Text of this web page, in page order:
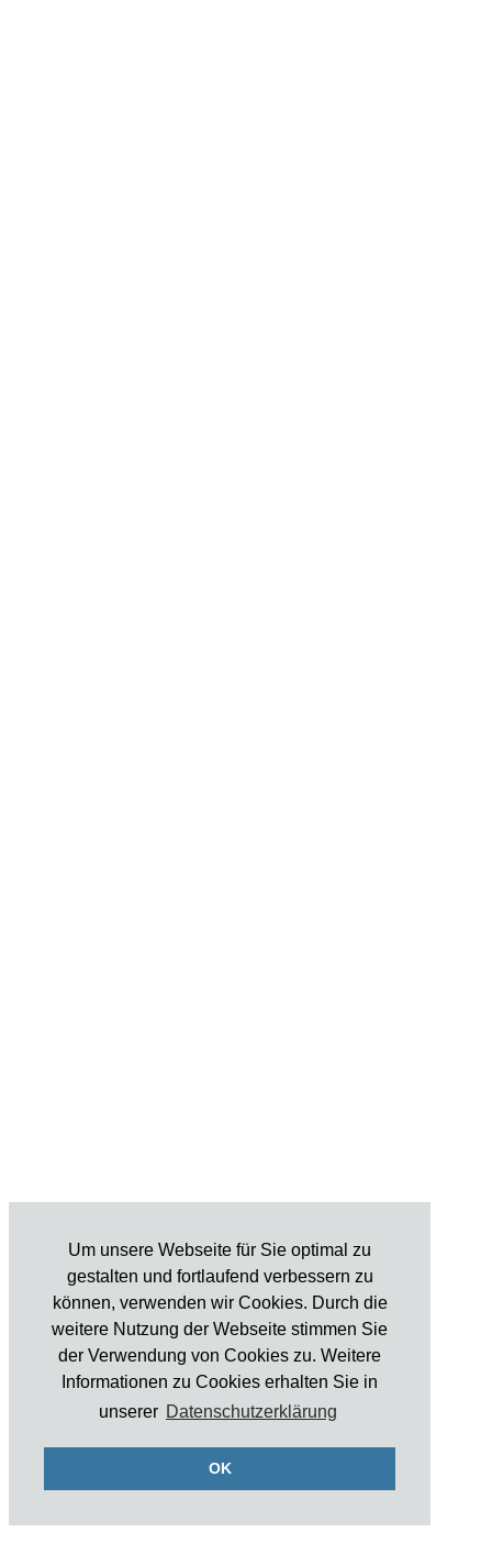
Um unsere Webseite für Sie optimal zu
gestalten und fortlaufend verbessern zu
können, verwenden wir Cookies. Durch die
weitere Nutzung der Webseite stimmen Sie
der Verwendung von Cookies zu. Weitere
Informationen zu Cookies erhalten Sie in
unserer Datenschutzerklärung
OK